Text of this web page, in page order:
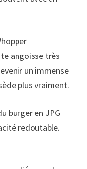
angoisse très
un immense
plus vraiment.
burger en JPG
redoutable.